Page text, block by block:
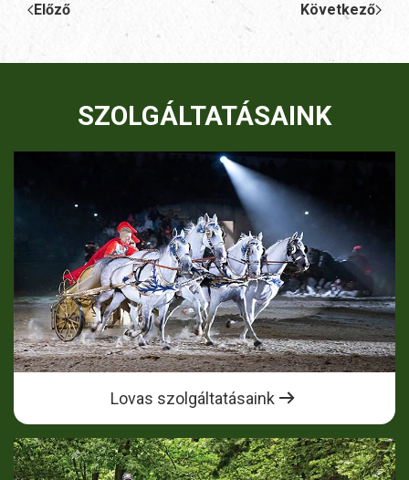
Előző Következő
SZOLGÁLTATÁSAINK
Lovas szolgáltatásaink